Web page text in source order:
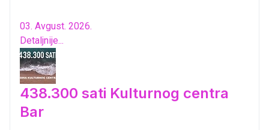
03. Avgust. 2026.
Detaljnije...
438.300 sati Kulturnog centra
Bar